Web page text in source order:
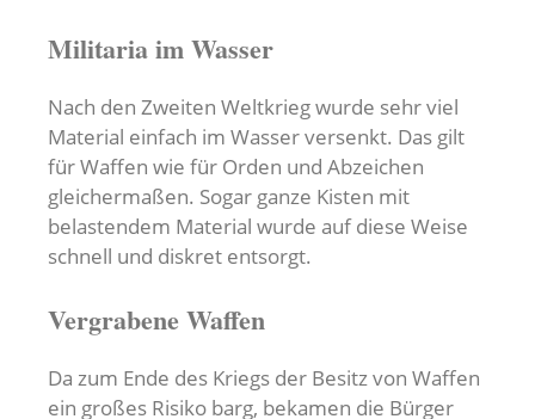
Militaria im Wasser
Nach den Zweiten Weltkrieg wurde sehr viel
Material einfach im Wasser versenkt. Das gilt
für Waffen wie für Orden und Abzeichen
gleichermaßen. Sogar ganze Kisten mit
belastendem Material wurde auf diese Weise
schnell und diskret entsorgt.
Vergrabene Waffen
Da zum Ende des Kriegs der Besitz von Waffen
ein großes Risiko barg, bekamen die Bürger